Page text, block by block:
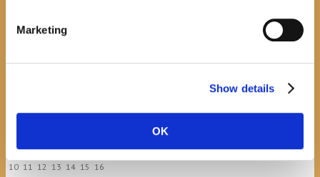
Marketing
Show details
OK
April 20, 2026
calendar
4 5 6 7 8
9
10 11 12 13 14 15 16